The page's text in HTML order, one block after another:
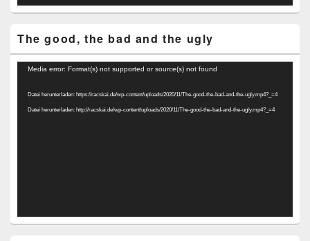
The good, the bad and the ugly
Video-
Media error: Format(s) not supported or source(s) not found
Datei herunterladen: https://racskai.de/wp-content/uploads/2020/11/The-good-the-bad-and-the-ugly.mp4?_=4
Datei herunterladen: http://racskai.de/wp-content/uploads/2020/11/The-good-the-bad-and-the-ugly.mp4?_=4